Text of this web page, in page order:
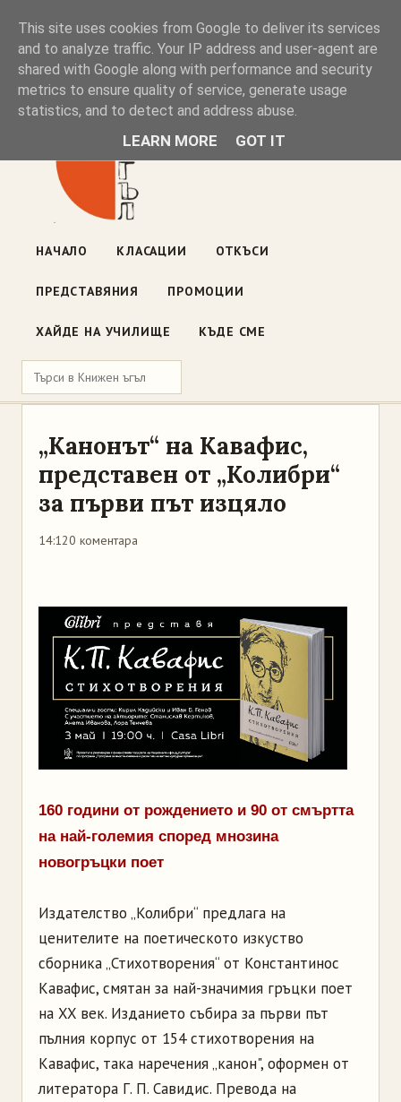
Книжен ъгъл
Блог на книжарницата — класации, откъси, нови книги
ул. „Оборище" 117, София· пон–пет 10:00–19:00 ·
НАЧАЛО КЛАСАЦИИ ОТКЪСИ
ПРЕДСТАВЯНИЯ ПРОМОЦИИ
ХАЙДЕ НА УЧИЛИЩЕ КЪДЕ СМЕ
„Канонът“ на Кавафис,
представен от „Колибри“
за първи път изцяло
14:120 коментара
160 години от рождението и 90 от смъртта
на най-големия според мнозина
новогръцки поет
Издателство „Колибри“ предлага на
ценителите на поетическото изкуство
сборника „Стихотворения“ от Константинос
Кавафис, смятан за най-значимия гръцки поет
на XX век. Изданието събира за първи път
пълния корпус от 154 стихотворения на
Кавафис, така наречения „канон", оформен от
литератора Г. П. Савидис. Превода на
This site uses cookies from Google to deliver its services
and to analyze traffic. Your IP address and user-agent are
shared with Google along with performance and security
metrics to ensure quality of service, generate usage
statistics, and to detect and address abuse.
LEARN MORE GOT IT